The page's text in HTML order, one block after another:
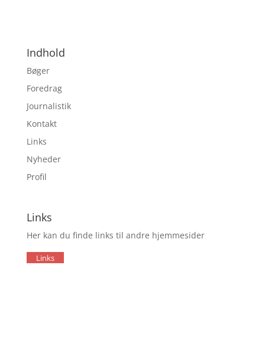
Indhold
Bøger
Foredrag
Journalistik
Kontakt
Links
Nyheder
Profil
Links
Her kan du finde links til andre hjemmesider
Links